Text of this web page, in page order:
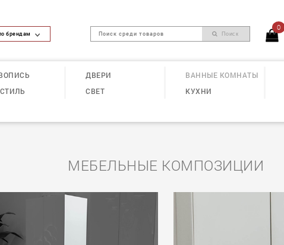
брендам Поиск
0
ДВЕРИ
СВЕТ
ВАННЫЕ КОМНАТЫ
КУХНИ
МЕБЕЛЬНЫЕ КОМПОЗИЦИИ